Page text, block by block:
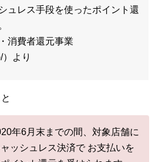
ュレス手段を使ったポイント還
消費者還元事業
）より
年6月末までの間、対象店舗に
ッシュレス決済で お支払いを